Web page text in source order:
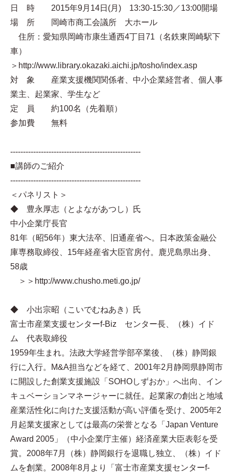
日 時 2015年9月14日(月) 13:30-15:30／13:00開場
場 所 岡崎市商工会議所 大ホール
住所：愛知県岡崎市康生通西4丁目71（名鉄東岡崎駅下
車）
＞http://www.library.okazaki.aichi.jp/tosho/index.asp
対 象 産業支援機関関係者、中小企業経営者、個人事
業主、起業家、学生など
定 員 約100名（先着順）
参加費 無料
---------------------------------------------------
■講師のご紹介
---------------------------------------------------
＜パネリスト＞
◆ 豊永厚志（とよながあつし）氏
中小企業庁長官
81年（昭56年）東大法卒、旧通産省へ。日本政策金融公
庫専務取締役、15年経産省大臣官房付。鹿児島県出身、
58歳
＞＞http://www.chusho.meti.go.jp/
◆ 小出宗昭（こいでむねあき）氏
富士市産業支援センターf-Biz センター長、（株）イド
ム 代表取締役
1959年生まれ。法政大学経営学部卒業後、（株）静岡銀
行に入行。M&A担当などを経て、2001年2月静岡県静岡市
に開設した創業支援施設「SOHOしずおか」へ出向、イン
キュベーションマネージャーに就任。起業家の創出と地域
産業活性化に向けた支援活動が高い評価を受け、2005年2
月起業支援家としては最高の栄誉となる「Japan Venture
Award 2005」（中小企業庁主催）経済産業大臣表彰を受
賞。2008年7月（株）静岡銀行を退職し独立、（株）イド
ムを創業。2008年8月より「富士市産業支援センターf-